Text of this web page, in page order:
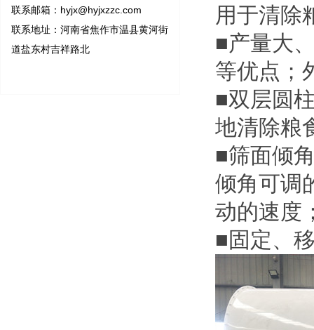
联系邮箱： hyjx@hyjxzzc.com
联系地址：河南省焦作市温县黄河街
道盐东村吉祥路北
用于清除
■产量大
等优点；
■双层圆
地清除粮
■筛面倾
倾角可调
动的速度
■固定、